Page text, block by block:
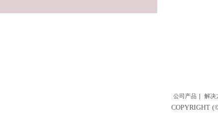
公司产品 解决
COPYRIGHT